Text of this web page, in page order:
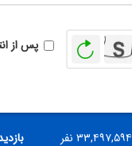
بازخوانی
پس از
۳۳,۴۹۷,۵۹۴ نفر